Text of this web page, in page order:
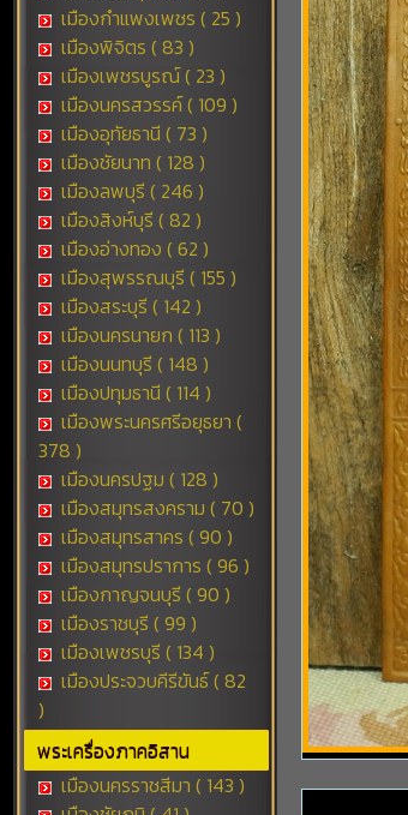
เมืองกำแพงเพชร ( 25 )
เมืองพิจิตร ( 83 )
เมืองเพชรบูรณ์ ( 23 )
เมืองนครสวรรค์ ( 109 )
เมืองอุทัยธานี ( 73 )
เมืองชัยนาท ( 128 )
เมืองลพบุรี ( 246 )
เมืองสิงห์บุรี ( 82 )
เมืองอ่างทอง ( 62 )
เมืองสุพรรณบุรี ( 155 )
เมืองสระบุรี ( 142 )
เมืองนครนายก ( 113 )
เมืองนนทบุรี ( 148 )
เมืองปทุมธานี ( 114 )
เมืองพระนครศรีอยุธยา (
378 )
เมืองนครปฐม ( 128 )
เมืองสมุทรสงคราม ( 70 )
เมืองสมุทรสาคร ( 90 )
เมืองสมุทรปราการ ( 96 )
เมืองกาญจนบุรี ( 90 )
เมืองราชบุรี ( 99 )
เมืองเพชรบุรี ( 134 )
เมืองประจวบคีรีขันธ์ ( 82
)
พระเครื่องภาคอิสาน
เมืองนครราชสีมา ( 143 )